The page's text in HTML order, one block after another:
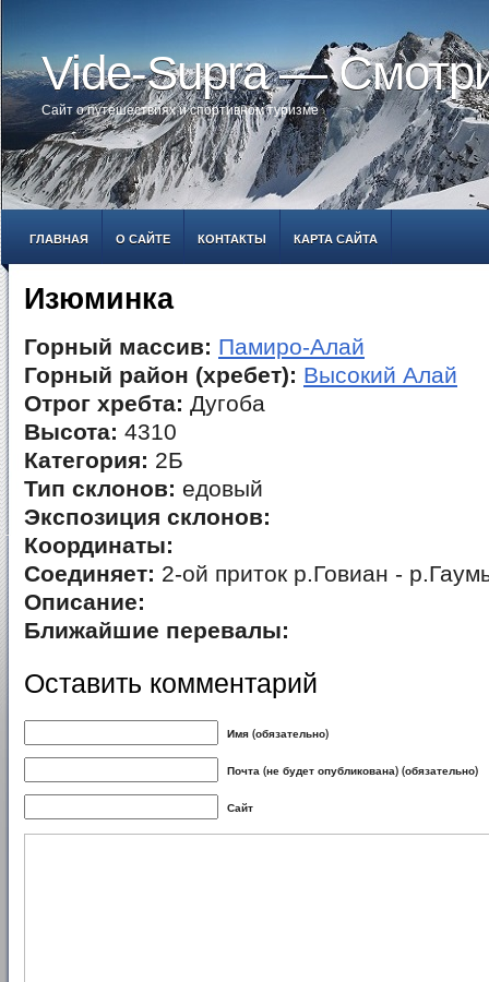
Vide-Supra —
Сайт о путешествиях и спортивном туризме
ГЛАВНАЯ О САЙТЕ КОНТАКТЫ КАРТА САЙТА
Изюминка
Горный массив: Памиро-Алай
Горный район (хребет): Высокий Алай
Отрог хребта: Дугоба
Высота: 4310
Категория: 2Б
Тип склонов: едовый
Экспозиция склонов:
Координаты:
Соединяет: 2-ой приток р.Говиан -
Описание:
Ближайшие перевалы:
Оставить комментарий
Имя (обязательно)
Почта (не будет опубликована) (обязательно)
Сайт